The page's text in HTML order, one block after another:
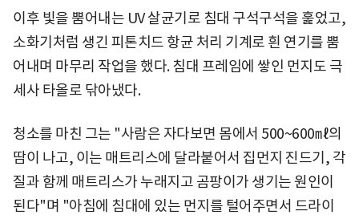
이후 빛을 뿜어내는 UV 살균기로 침대 구석구석을 훑었고,
소화기처럼 생긴 피톤치드 항균 처리 기계로 흰 연기를 뿜
어내며 마무리 작업을 했다. 침대 프레임에 쌓인 먼지도 극
세사 타올로 닦아냈다.
청소를 마친 그는 "사람은 자다보면 몸에서 500~600㎖의
땀이 나고, 이는 매트리스에 달라붙어서 집먼지 진드기, 각
질과 함께 매트리스가 누래지고 곰팡이가 생기는 원인이
된다"며 "아침에 침대에 있는 먼지를 털어주면서 드라이